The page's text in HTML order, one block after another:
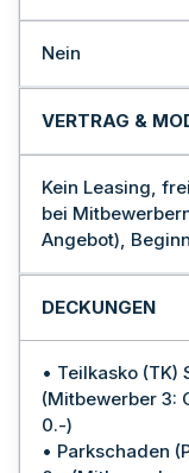
Nein
VERTRAG &
Kein Leasing,
bei
Angebot),
DECKUNGEN
• Teilkasko (TK)
(Mitbewerber 3:
0.-)
• Parkschaden